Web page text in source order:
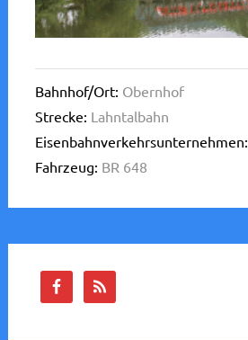
Bahnhof/Ort: Obernhof
Strecke: Lahntalbahn
Eisenbahnverkehrsunternehmen:
Fahrzeug: BR 648